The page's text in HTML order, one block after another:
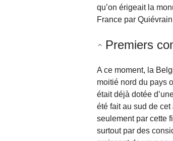
qu’on érigeait la
France par
Premiers
A ce moment, la
moitié nord du pays
était déjà dotée
été fait au sud de
seulement par cette
surtout par des